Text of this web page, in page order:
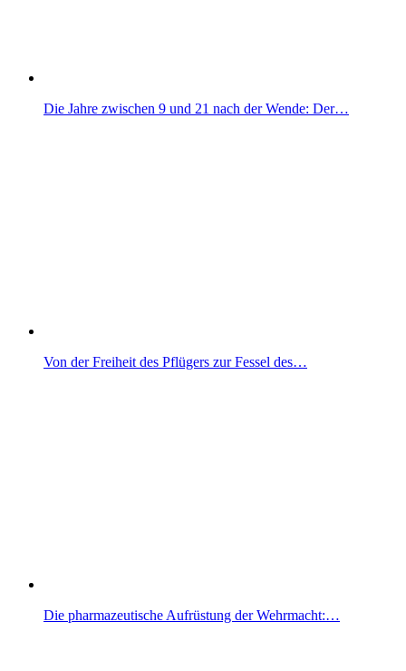
Die Jahre zwischen 9 und 21 nach der Wende: Der…
Von der Freiheit des Pflügers zur Fessel des…
Die pharmazeutische Aufrüstung der Wehrmacht:…